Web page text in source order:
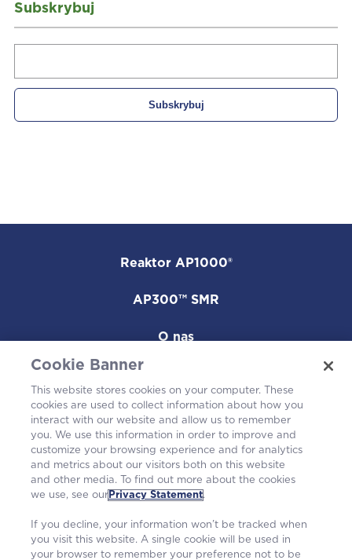
Subskrybuj
Reaktor AP1000®
AP300™ SMR
O nas
W społeczności
Cookie Banner
This website stores cookies on your computer. These
cookies are used to collect information about how you
interact with our website and allow us to remember
you. We use this information in order to improve and
customize your browsing experience and for analytics
and metrics about our visitors both on this website
and other media. To find out more about the cookies
we use, see our Privacy Statement.
If you decline, your information won’t be tracked when
you visit this website. A single cookie will be used in
your browser to remember your preference not to be